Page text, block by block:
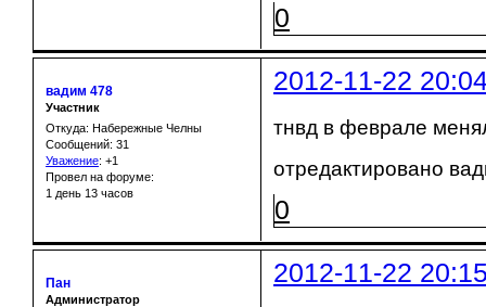
0
2012-11-22
вадим 478
Участник
Откуда: Набережные Челны
Сообщений: 31
Уважение: +1
Провел на форуме:
1 день 13 часов
тнвд в феврале
отредактировано
0
2012-11-22
Пан
Администратор